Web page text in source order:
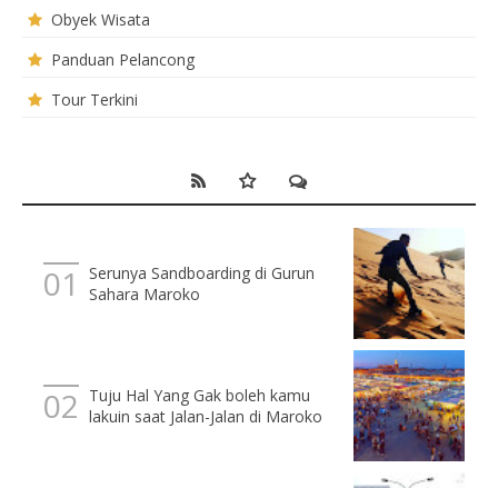
Obyek Wisata
Panduan Pelancong
Tour Terkini
Serunya Sandboarding di Gurun
Sahara Maroko
Tuju Hal Yang Gak boleh kamu
lakuin saat Jalan-Jalan di Maroko